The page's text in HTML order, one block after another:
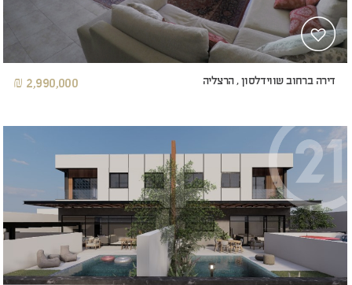
דירה ברחוב שווידלסון , הרצליה 2,990,000 ₪